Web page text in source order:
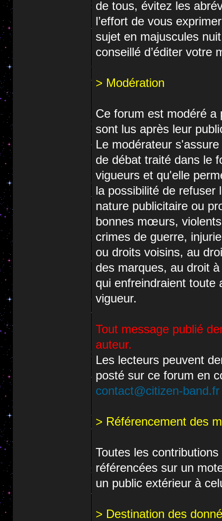
de tous, évitez les
l’effort de vous
sujet en majuscules
conseillé d’éditer votre
> Modération
Ce forum est modéré a
sont lus après leur
Le modérateur
de débat traité dans le
vigueurs et qu'elle
la possibilité de refuser
nature publicitaire ou
bonnes mœurs,
crimes de guerre,
ou droits voisins, au
des marques, au droit
qui enfreindraient toute
vigueur.
Tout message publié
auteur.
Les lecteurs peuvent
posté sur ce forum en
contact@citizen-band.fr
> Référencement des
Toutes les
référencées sur un
un public extérieur à
> Destination des